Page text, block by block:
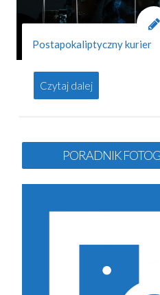
Postapokaliptyczny kurier
Czytaj dalej
PORADNIK